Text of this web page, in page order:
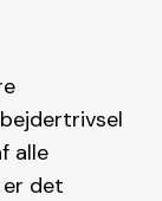
alle
det